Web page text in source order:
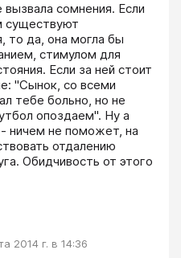
сомнения. Если
существуют
то да, она могла бы
стимулом для
Если за ней стоит
"Сынок, со всеми
тебе больно, но не
опоздаем". Ну а
ничем не поможет, на
отдалению
Обидчивость от этого
2014 г. в 14:36